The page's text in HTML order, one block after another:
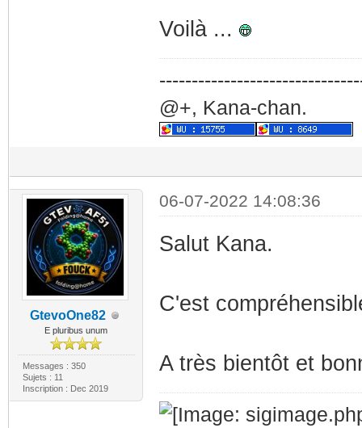
Voilà ...
@+, Kana-chan.
GtevoOne82
E pluribus unum
Messages : 350
Sujets : 11
Inscription : Dec 2019
06-07-2022 14:08:36
Salut Kana.
C'est
A très bientôt et